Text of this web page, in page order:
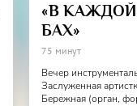
«В
БАХ»
75 минут
Вечер
Заслуженная
Бережная (орган,